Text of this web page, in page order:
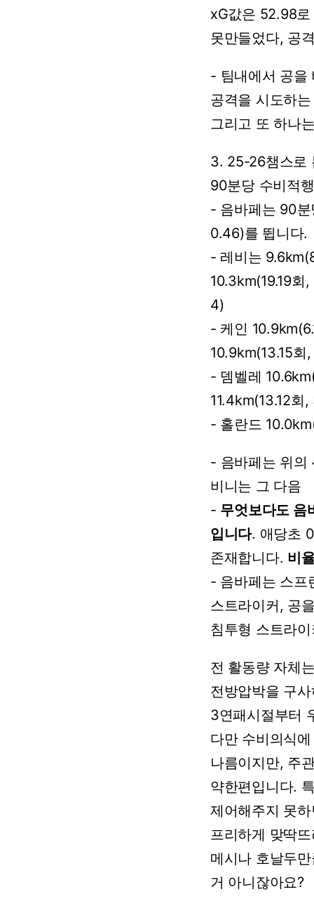
xG값은 52.98로
못만들었다, 공
- 팀내에서 공을
공격을 시도하는
그리고 또 하나
3. 25-26챔스로
90분당 수비적
- 음바페는 90분
0.46)를 뜁니다.
- 레비는
10.3km(19.19회,
4)
- 케인
10.9km(13.15회,
- 뎀벨레
11.4km(13.12회,
- 홀란드
- 음바페는 위의
비니는 그 다음
- 무엇보다도 음
입니다. 애당초
존재합니다. 비
- 음바페는 스프
스트라이커, 공
침투형 스트라
전 활동량 자체
전방압박을 구
3연패시절부터
다만 수비의식에
나름이지만, 주
약한편입니다.
제어해주지 못
프리하게 맞딱
메시나 호날두
거 아니잖아요?